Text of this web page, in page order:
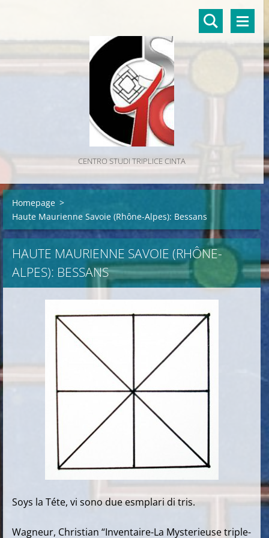
CENTRO STUDI TRIPLICE CINTA
Homepage >
Haute Maurienne Savoie (Rhône-Alpes): Bessans
HAUTE MAURIENNE SAVOIE (RHÔNE-
ALPES): BESSANS
Soys la Téte, vi sono due esmplari di tris.
Wagneur, Christian “Inventaire-La Mysterieuse triple-